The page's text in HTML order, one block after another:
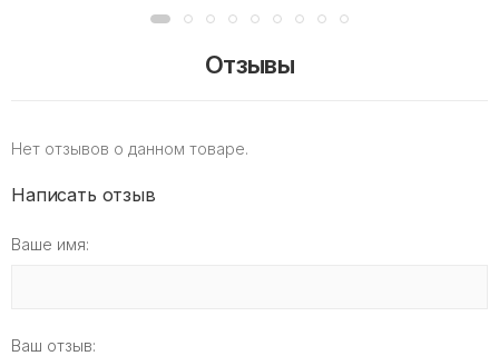
Отзывы
Нет отзывов о данном товаре.
Написать отзыв
Ваше имя:
Ваш отзыв: